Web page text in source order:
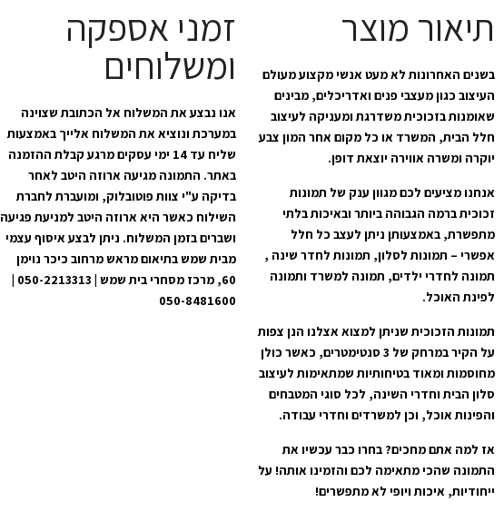
תיאור מוצר
בשנים האחרונות לא מעט אנשי מקצוע מעולם
העיצוב כגון מעצבי פנים ואדריכלים, מבינים
שאומנות בזכוכית משדרגת ומעניקה לעיצוב
חלל הבית, המשרד או כל מקום אחר המון צבע
יוקרה ומשרה אווירה יוצאת דופן.
אנחנו מציעים לכם מגוון ענק של תמונות
זכוכית ברמה הגבוהה ביותר ובאיכות בלתי
מתפשרת, באמצעותן ניתן לעצב כל חלל
אפשרי – תמונות לסלון, תמונות לחדר שינה ,
תמונה לחדרי ילדים, תמונה למשרד ותמונה
לפינת האוכל.
תמונות הזכוכית שניתן למצוא אצלנו הנן צפות
על הקיר במרחק של 3 סנטימטרים, כאשר כולן
מחוסמות ומאוד בטיחותיות שמתאימות לעיצוב
סלון הבית וחדרי השינה, לכל סוגי המטבחים
והפינות אוכל, וכן למשרדים וחדרי עבודה.
אז למה אתם מחכים? בחרו כבר עכשיו את
התמונה שהכי מתאימה לכם והזמינו אותה! על
ייחודיות, איכות ויופי לא מתפשרים!
זמני אספקה
ומשלוחים
אנו נבצע את המשלוח אל הכתובת שצוינה
במערכת ונוציא את המשלוח אלייך באמצעות
שליח עד 14 ימי עסקים מרגע קבלת ההזמנה
באתר. התמונה מגיעה ארוזה היטב לאחר
בדיקה ע"י צוות פוטובלוק, ומועברת לחברת
השילוח כאשר היא ארוזה היטב למניעת פגיעה
ושברים בזמן המשלוח. ניתן לבצע איסוף עצמי
מבית שמש בתיאום מראש מרחוב כיכר נוימן
60, מרכז מסחרי בית שמש | 050-2213313 |
050-8481600